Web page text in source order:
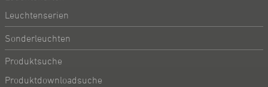
Leuchtenserien
Sonderleuchten
Produktsuche
Produktdownloadsuche